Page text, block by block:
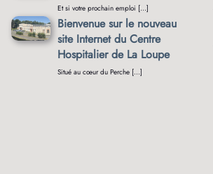
Et si votre prochain emploi […]
Bienvenue sur le nouveau
site Internet du Centre
Hospitalier de La Loupe
Situé au cœur du Perche […]